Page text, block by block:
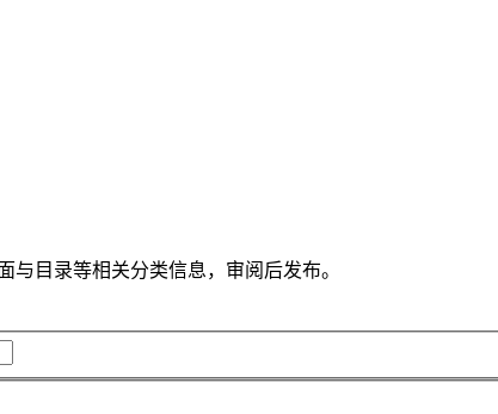
目录等相关分类信息，审阅后发布。